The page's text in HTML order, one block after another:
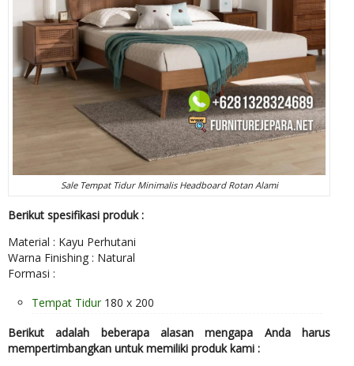
Sale Tempat Tidur Minimalis Headboard Rotan Alami
Berikut spesifikasi produk :
Material : Kayu Perhutani
Warna Finishing : Natural
Formasi :
Tempat Tidur180 x 200
Berikut adalah beberapa alasan mengapa Anda harus
mempertimbangkan untuk memiliki produk kami :